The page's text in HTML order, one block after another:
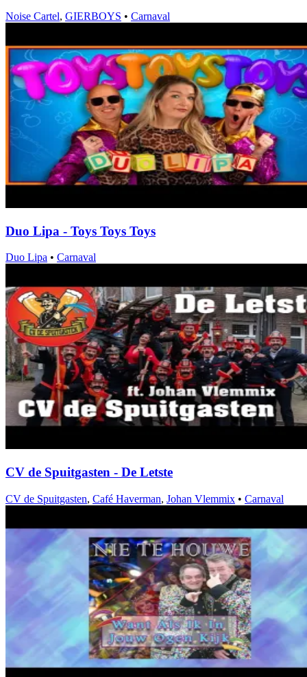
Noise Cartel, GIERBOYS • Carnaval
Duo Lipa - Toys Toys Toys
Duo Lipa • Carnaval
CV de Spuitgasten - De Letste
CV de Spuitgasten, Café Haverman, Johan Vlemmix • Carnaval